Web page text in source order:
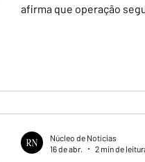
afirma que operação
Núcleo de Notícias
16 de abr.
2 min de